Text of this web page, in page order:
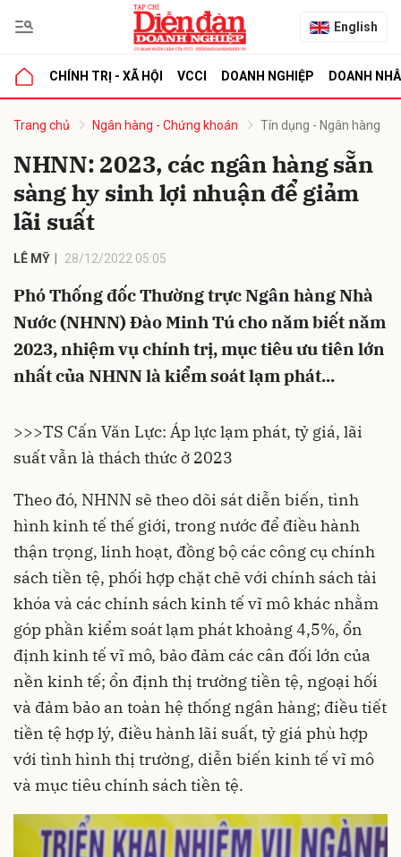
English
CHÍNH TRỊ - XÃ HỘI VCCI DOANH NGHIỆP DOANH
Trang chủ Ngân hàng - Chứng khoán Tín dụng - Ngân hàng
NHNN: 2023, các ngân hàng sẵn
sàng hy sinh lợi nhuận để giảm
lãi suất
LÊ MỸ 28/12/2022 05:05
Phó Thống đốc Thường trực Ngân hàng Nhà
Nước (NHNN) Đào Minh Tú cho năm biết năm
2023, nhiệm vụ chính trị, mục tiêu ưu tiên lớn
nhất của NHNN là kiểm soát lạm phát...
>>>TS Cấn Văn Lực: Áp lực lạm phát, tỷ giá, lãi
suất vẫn là thách thức ở 2023
Theo đó, NHNN sẽ theo dõi sát diễn biến, tình
hình kinh tế thế giới, trong nước để điều hành
thận trọng, linh hoạt, đồng bộ các công cụ chính
sách tiền tệ, phối hợp chặt chẽ với chính sách tài
khóa và các chính sách kinh tế vĩ mô khác nhằm
góp phần kiểm soát lạm phát khoảng 4,5%, ổn
định kinh tế vĩ mô, bảo đảm các cân đối lớn của
nền kinh tế; ổn định thị trường tiền tệ, ngoại hối
và đảm bảo an toàn hệ thống ngân hàng; điều tiết
tiền tệ hợp lý, điều hành lãi suất, tỷ giá phù hợp
với tình hình thị trường, diễn biến kinh tế vĩ mô
và mục tiêu chính sách tiền tệ.
luận
Hủy